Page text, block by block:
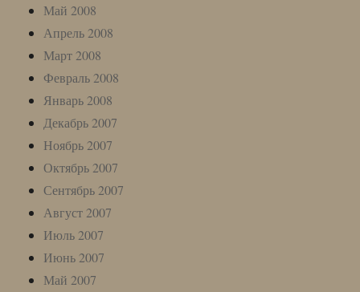
Май 2008
Апрель 2008
Март 2008
Февраль 2008
Январь 2008
Декабрь 2007
Ноябрь 2007
Октябрь 2007
Сентябрь 2007
Август 2007
Июль 2007
Июнь 2007
Май 2007